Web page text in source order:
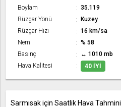
Boylam
35.119
Rüzgar Yönü
Kuzey
Rüzgar Hızı
16 km/sa
Nem
% 58
Basınç
↔ 1010 mb
Hava Kalitesi
40 İYI
Sarmısak için Saatlik Hava Tahmini